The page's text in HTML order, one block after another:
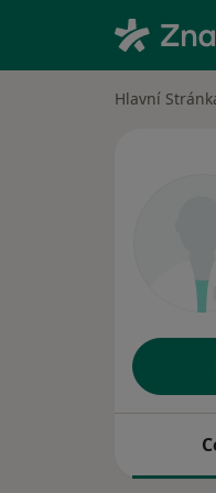
Hlavní